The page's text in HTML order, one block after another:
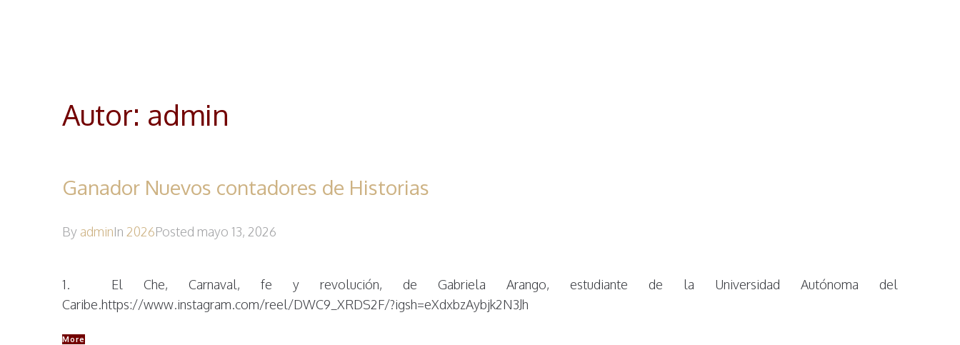
Autor: admin
Ganador Nuevos contadores de Historias
By adminIn 2026Posted mayo 13, 2026
1. El Che, Carnaval, fe y revolución, de Gabriela Arango, estudiante de la Universidad Autónoma del
Caribe.https://www.instagram.com/reel/DWC9_XRDS2F/?igsh=eXdxbzAybjk2N3Jh
More